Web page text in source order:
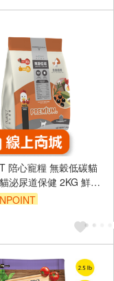
陪心寵糧 無穀低碳貓
泌尿道保健 2KG 鮮雞
爆毛配方 貓飼料